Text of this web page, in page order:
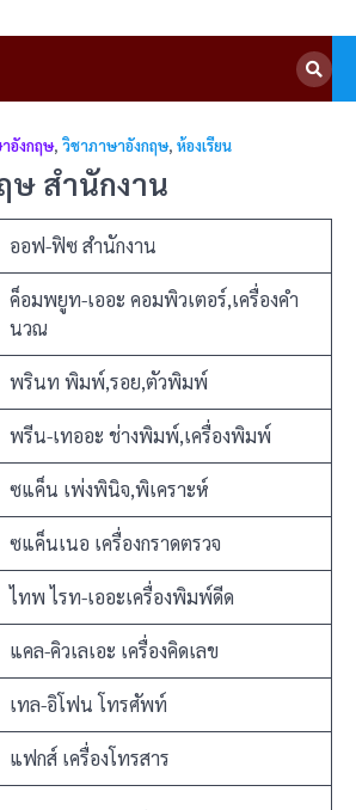
อังกฤษ, วิชาภาษาอังกฤษ, ห้องเรียน
ษ สำนักงาน
ออฟ-ฟิซ สำนักงาน
ค็อมพยูท-เออะ คอมพิวเตอร์,เครื่องคำ
นวณ
พรินท พิมพ์,รอย,ตัวพิมพ์
พรีน-เทออะ ช่างพิมพ์,เครื่องพิมพ์
ซแค็น เพ่งพินิจ,พิเคราะห์
ซแค็นเนอ เครื่องกราดตรวจ
ไทพ ไรท-เออะเครื่องพิมพ์ดีด
แคล-คิวเลเอะ เครื่องคิดเลข
เทล-อิโฟน โทรศัพท์
แฟกส์ เครื่องโทรสาร